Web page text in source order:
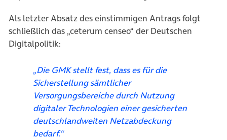
Als letzter Absatz des einstimmigen Antrags folgt
schließlich das „ceterum censeo“ der Deutschen
Digitalpolitik:
„Die GMK stellt fest, dass es für die
Sicherstellung sämtlicher
Versorgungsbereiche durch Nutzung
digitaler Technologien einer gesicherten
deutschlandweiten Netzabdeckung
bedarf.“